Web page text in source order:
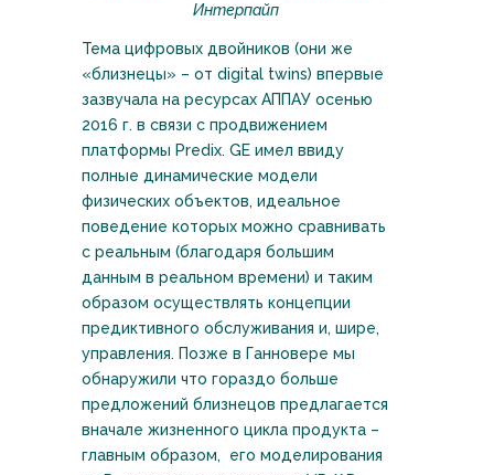
Интерпайп
Тема цифровых двойников (они же
«близнецы» – от digital twins) впервые
зазвучала на ресурсах АППАУ осенью
2016 г. в связи с продвижением
платформы Predix. GE имел ввиду
полные динамические модели
физических объектов, идеальное
поведение которых можно сравнивать
с реальным (благодаря большим
данным в реальном времени) и таким
образом осуществлять концепции
предиктивного обслуживания и, шире,
управления. Позже в Ганновере мы
обнаружили что гораздо больше
предложений близнецов предлагается
вначале жизненного цикла продукта –
главным образом, его моделирования